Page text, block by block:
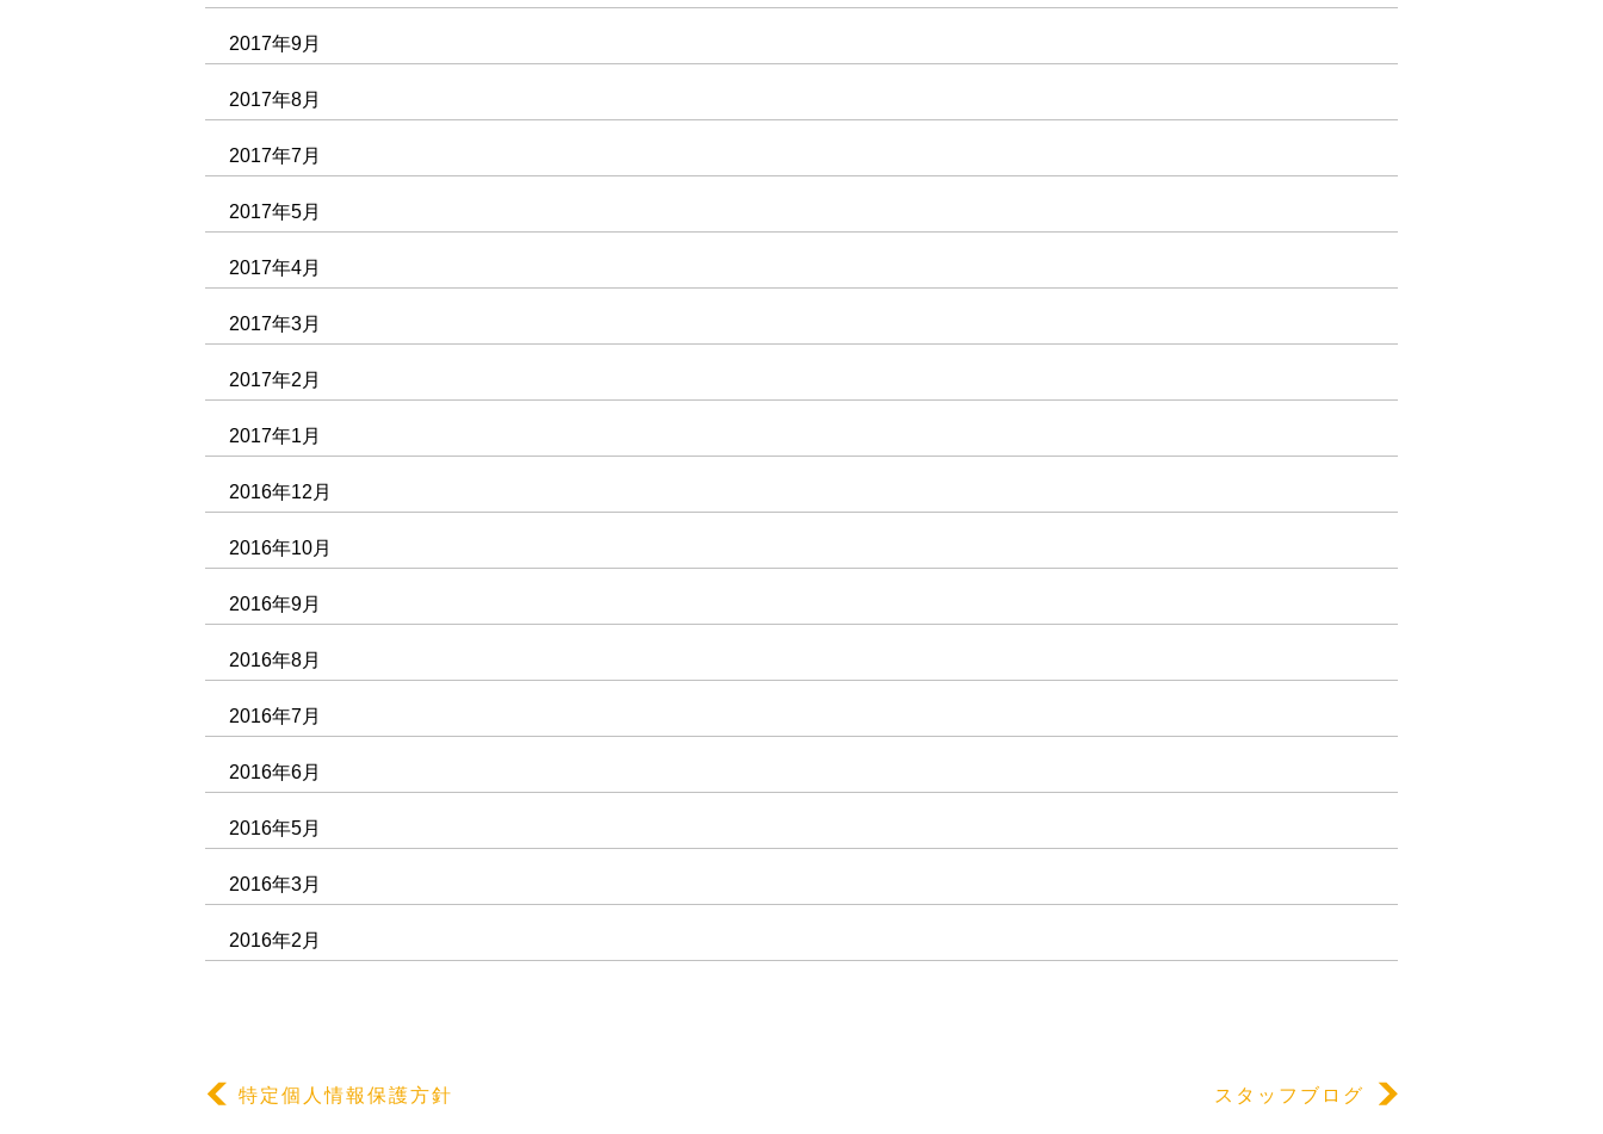
2017年9月
2017年8月
2017年7月
2017年5月
2017年4月
2017年3月
2017年2月
2017年1月
2016年12月
2016年10月
2016年9月
2016年8月
2016年7月
2016年6月
2016年5月
2016年3月
2016年2月
特定個人情報保護方針 スタッフブログ